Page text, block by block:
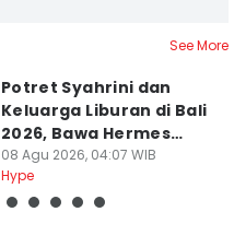
See More
Potret Syahrini dan
Keluarga Liburan di Bali
2026, Bawa Hermes
Mantai
08 Agu 2026, 04:07 WIB
Hype